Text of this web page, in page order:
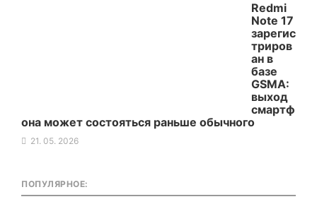
Redmi
Note 17
зарегис
триров
ан в
базе
GSMA:
выход
смартф
она может состояться раньше обычного
21. 05. 2026
ПОПУЛЯРНОЕ: